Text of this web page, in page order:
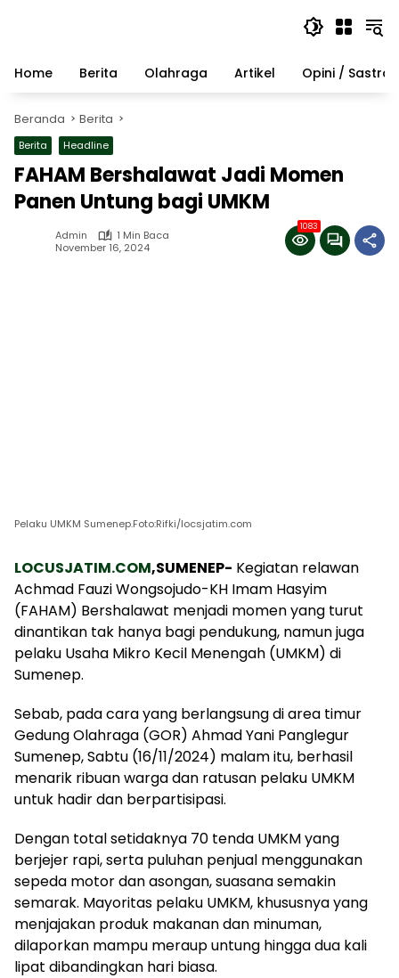
Home
Berita Olahraga Artikel Opini / Sastra
Beranda Berita
Berita Headline
FAHAM Bershalawat Jadi Momen
Panen Untung bagi UMKM
Admin
1 Min Baca
November 16, 2024
1083
Pelaku UMKM Sumenep.Foto:Rifki/locsjatim.com
LOCUSJATIM.COM,SUMENEP- Kegiatan relawan
Achmad Fauzi Wongsojudo-KH Imam Hasyim
(FAHAM) Bershalawat menjadi momen yang turut
dinantikan tak hanya bagi pendukung, namun juga
pelaku Usaha Mikro Kecil Menengah (UMKM) di
Sumenep.
Sebab, pada cara yang berlangsung di area timur
Gedung Olahraga (GOR) Ahmad Yani Panglegur
Sumenep, Sabtu (16/11/2024) malam itu, berhasil
menarik ribuan warga dan ratusan pelaku UMKM
untuk hadir dan berpartisipasi.
Dengan total setidaknya 70 tenda UMKM yang
berjejer rapi, serta puluhan penjual menggunakan
sepeda motor dan asongan, suasana semakin
semarak. Mayoritas pelaku UMKM, khususnya yang
menjajakan produk makanan dan minuman,
dilaporkan mampu meraup untung hingga dua kali
lipat dibandingkan hari biasa.